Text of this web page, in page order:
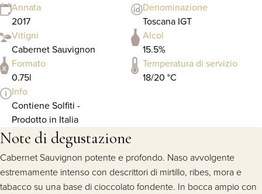
Annata
2017
Denominazione
Toscana IGT
Vitigni
Cabernet Sauvignon
Alcol
15.5%
Formato
0.75l
Temperatura di servizio
18/20 °C
Info
Contiene Solfiti -
Prodotto in Italia
Note di degustazione
Cabernet Sauvignon potente e profondo. Naso avvolgente
estremamente intenso con descrittori di mirtillo, ribes, mora e
tabacco su una base di cioccolato fondente. In bocca ampio con